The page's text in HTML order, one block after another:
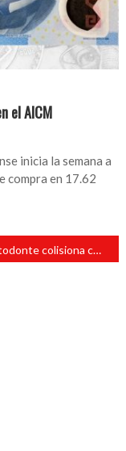
el AICM
inicia la semana a
compra en 17.62
Mastodonte colisiona camioneta